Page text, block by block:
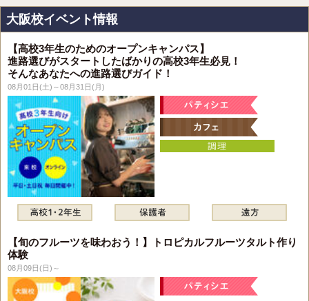
大阪校イベント情報
【高校3年生のためのオープンキャンパス】
進路選びがスタートしたばかりの高校3年生必見！
そんなあなたへの進路選びガイド！
08月01日(土)～08月31日(月)
【旬のフルーツを味わおう！】トロピカルフルーツタルト作り
体験
08月09日(日)～